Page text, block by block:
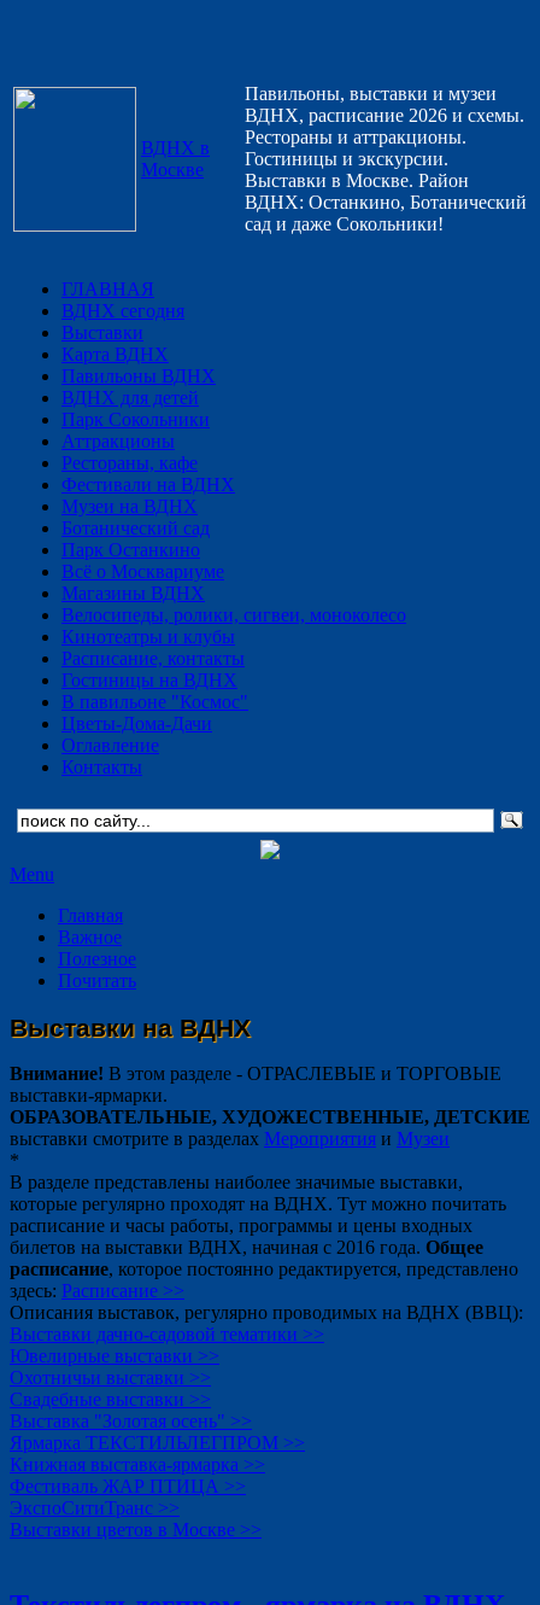
ВДНХ в
Москве
Павильоны, выставки и музеи
ВДНХ, расписание 2026 и схемы.
Рестораны и аттракционы.
Гостиницы и экскурсии.
Выставки в Москве. Район
ВДНХ: Останкино, Ботанический
сад и даже Сокольники!
ГЛАВНАЯ
ВДНХ сегодня
Выставки
Карта ВДНХ
Павильоны ВДНХ
ВДНХ для детей
Парк Сокольники
Аттракционы
Рестораны, кафе
Фестивали на ВДНХ
Музеи на ВДНХ
Ботанический сад
Парк Останкино
Всё о Москвариуме
Магазины ВДНХ
Велосипеды, ролики, сигвеи, моноколесо
Кинотеатры и клубы
Расписание, контакты
Гостиницы на ВДНХ
В павильоне "Космос"
Цветы-Дома-Дачи
Оглавление
Контакты
Menu
Главная
Важное
Полезное
Почитать
Выставки на ВДНХ
Внимание! В этом разделе - ОТРАСЛЕВЫЕ и ТОРГОВЫЕ
выставки-ярмарки.
ОБРАЗОВАТЕЛЬНЫЕ, ХУДОЖЕСТВЕННЫЕ, ДЕТСКИЕ
выставки смотрите в разделах Мероприятия и Музеи
*
В разделе представлены наиболее значимые выставки,
которые регулярно проходят на ВДНХ. Тут можно почитать
расписание и часы работы, программы и цены входных
билетов на выставки ВДНХ, начиная с 2016 года. Общее
расписание, которое постоянно редактируется, представлено
здесь: Расписание >>
Описания выставок, регулярно проводимых на ВДНХ (ВВЦ):
Выставки дачно-садовой тематики >>
Ювелирные выставки >>
Охотничьи выставки >>
Свадебные выставки >>
Выставка "Золотая осень" >>
Ярмарка ТЕКСТИЛЬЛЕГПРОМ >>
Книжная выставка-ярмарка >>
Фестиваль ЖАР ПТИЦА >>
ЭкспоСитиТранс >>
Выставки цветов в Москве >>